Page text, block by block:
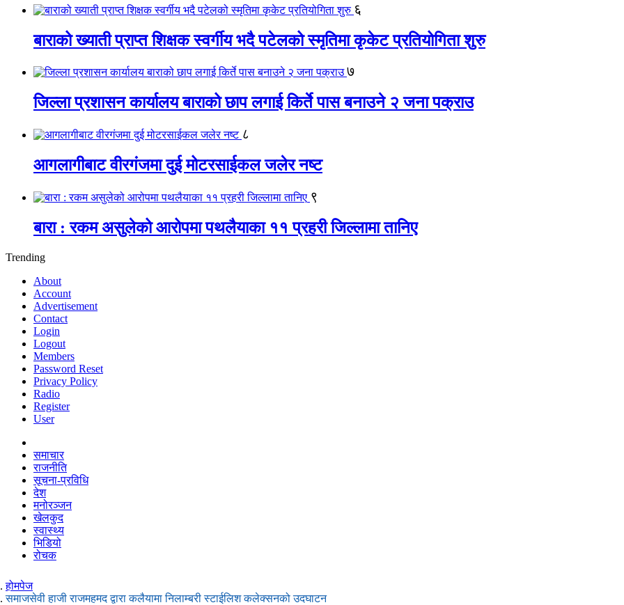
६
बाराको ख्याती प्राप्त शिक्षक स्वर्गीय भदै पटेलको स्मृतिमा कृकेट प्रतियोगिता शुरु
७
जिल्ला प्रशासन कार्यालय बाराको छाप लगाई किर्ते पास बनाउने २ जना पक्राउ
८
आगलागीबाट वीरगंजमा दुई मोटरसाईकल जलेर नष्ट
९
बारा : रकम असुलेको आरोपमा पथलैयाका ११ प्रहरी जिल्लामा तानिए
Trending
About
Account
Advertisement
Contact
Login
Logout
Members
Password Reset
Privacy Policy
Radio
Register
User
समाचार
राजनीति
सूचना-प्रविधि
देश
मनोरञ्जन
खेलकुद
स्वास्थ्य
भिडियो
रोचक
होमपेज
समाजसेवी हाजी राजमहमद द्वारा कलैयामा निलाम्बरी स्टाईलिश कलेक्सनको उदघाटन